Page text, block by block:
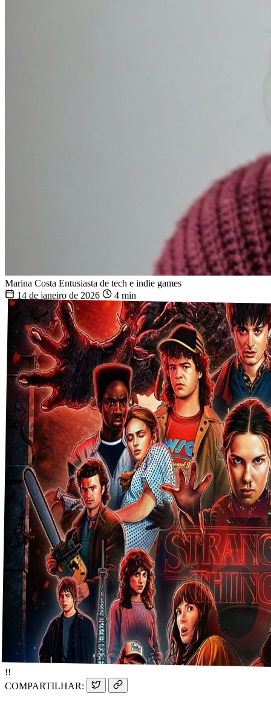
Marina Costa Entusiasta de tech e indie games
14 de janeiro de 2026
4 min
!!
COMPARTILHAR: